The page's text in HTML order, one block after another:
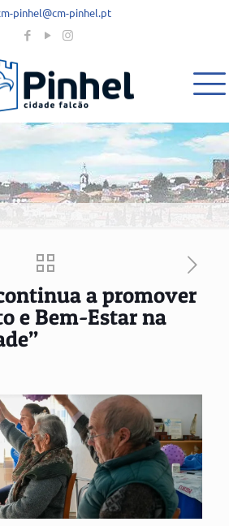
pinhel@cm-pinhel.pt
a promover
e Bem-Estar na